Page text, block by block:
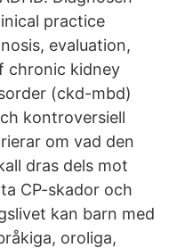
practice
evaluation,
chronic kidney
(ckd-mbd)
kontroversiell
om vad den
dras dels mot
CP-skador och
kan barn med
oroliga,